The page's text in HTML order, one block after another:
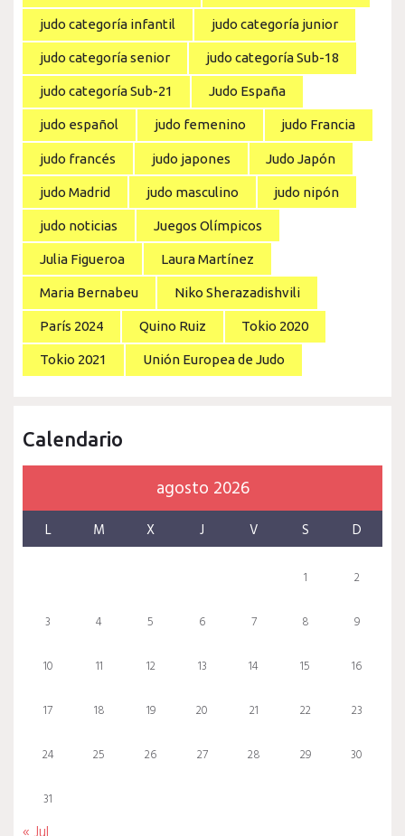
judo categoría infantil judo categoría junior
judo categoría senior judo categoría Sub-18
judo categoría Sub-21 Judo España
judo español judo femenino judo Francia
judo francés judo japones Judo Japón
judo Madrid judo masculino judo nipón
judo noticias Juegos Olímpicos
Julia Figueroa Laura Martínez
Maria Bernabeu Niko Sherazadishvili
París 2024 Quino Ruiz Tokio 2020
Tokio 2021 Unión Europea de Judo
Calendario
agosto 2026
L M X J V S D
1 2
3 4 5 6 7 8 9
10 11 12 13 14 15 16
17 18 19 20 21 22 23
24 25 26 27 28 29 30
31